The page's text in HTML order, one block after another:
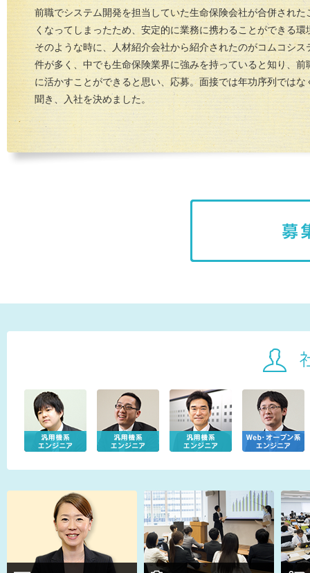
前職でシステム開発を担当していた生命保険会社が合併され
くなってしまったため、安定的に業務に携わることができる
そのような時に、人材紹介会社から紹介されたのがコムコシ
件が多く、中でも生命保険業界に強みを持っていると知り、
に活かすことができると思い、応募。面接では年功序列では
聞き、入社を決めました。